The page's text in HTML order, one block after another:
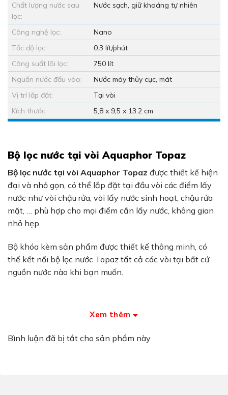
Bộ lọc nước tại vòi Aquaphor Topaz
Bộ lọc nước tại vòi Aquaphor Topaz được thiết kế hiện
đại và nhỏ gọn, có thể lắp đặt tại đầu vòi các điểm lấy
nước như vòi chậu rửa, vòi lấy nước sinh hoạt, chậu rửa
mặt, … phù hợp cho mọi điểm cần lấy nước, không gian
nhỏ hẹp.
Bộ khóa kèm sản phẩm được thiết kế thông minh, có
thể kết nối bộ lọc nước Topaz tất cả các vòi tại bất cứ
nguồn nước nào khi bạn muốn.
nhập khẩu trực tiếp từ Aquaphor Estonia – Châu Âu.
Ưu Điểm Bộ Lọc Nước Tại Vòi Aquaphor Topar
Xem thêm
Bình luận đã bị tắt cho sản phẩm này
Chất lượng nước sau
lọc:
Nước sạch, giữ khoáng tự nhiên
Công nghệ lọc:
Nano
Tốc độ lọc:
0.3 lít/phút
Công suất lõi lọc:
750 lít
Nguồn nước đầu vào:
Nước máy thủy cục, mát
Vị trí lắp đặt:
Tại vòi
Kích thước:
5,8 x 9,5 x 13.2 cm